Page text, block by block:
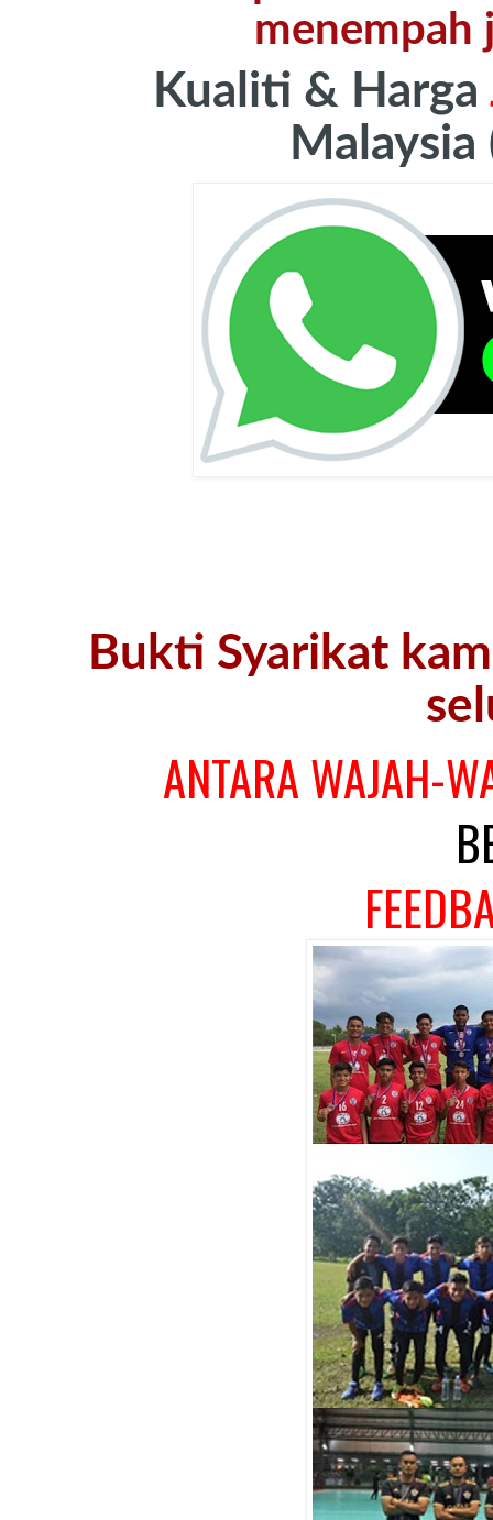
menempah
Kualiti & Harga
Bukti Syarikat
ANTARA WAJAH-